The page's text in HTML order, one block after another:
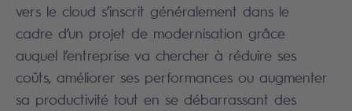
vers le cloud s’inscrit généralement dans le
cadre d’un projet de modernisation grâce
auquel l’entreprise va chercher à réduire ses
coûts, améliorer ses performances ou augmenter
sa productivité tout en se débarrassant des